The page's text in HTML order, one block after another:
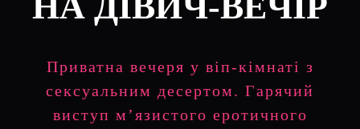
Приватна вечеря у віп-кімнаті з
сексуальним десертом. Гарячий
виступ м’язистого еротичного